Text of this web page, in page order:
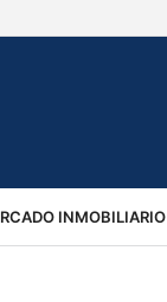
INMOBILIARIO